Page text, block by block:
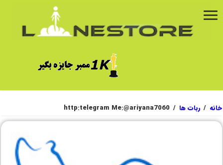
خانه / ربات ها /
http:telegram Me:@ariyana7060